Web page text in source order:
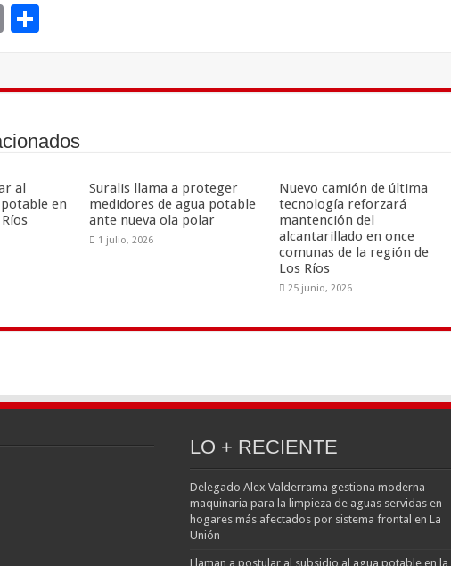
E
C
ar
r
al
en
Suralis llama a proteger
medidores de agua potable
ante nueva ola polar
1 julio, 2026
Nuevo camión de última
tecnología reforzará
mantención del
alcantarillado en once
comunas de la región de
Los Ríos
25 junio, 2026
LO + RECIENTE
Delegado Alex Valderrama gestiona moderna
maquinaria para la limpieza de aguas servidas en
hogares más afectados por sistema frontal en La
Unión
Llaman a postular al subsidio al agua potable en la